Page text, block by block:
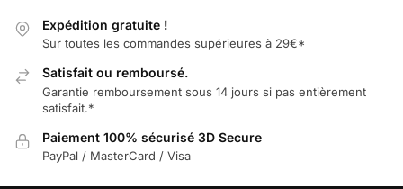
Expédition gratuite !
Sur toutes les commandes supérieures à 29€*
Satisfait ou remboursé.
Garantie remboursement sous 14 jours si pas entièrement
satisfait.*
Paiement 100% sécurisé 3D Secure
PayPal / MasterCard / Visa